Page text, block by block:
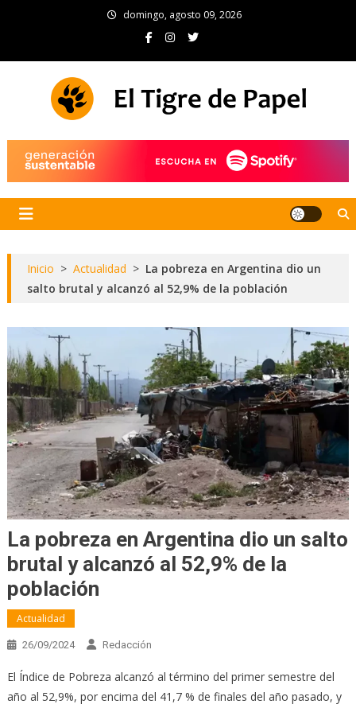
domingo, agosto 09, 2026
Inicio > Actualidad > La pobreza en Argentina dio un
salto brutal y alcanzó al 52,9% de la población
La pobreza en Argentina dio un salto
brutal y alcanzó al 52,9% de la
población
Actualidad
26/09/2024 Redacción
El Índice de Pobreza alcanzó al término del primer semestre del
año al 52,9%, por encima del 41,7 % de finales del año pasado, y